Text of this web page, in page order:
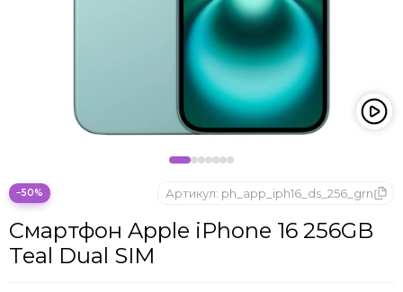
Microsoft
ONYX BOOX
Oukitel
Pico
−50%
Смартфон Apple iPhone 16 256GB
Teal Dual SIM
Артикул: ph_app_iph16_ds_256_grn